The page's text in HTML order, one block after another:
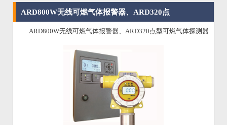
ARD800W无线可燃气体报警器、ARD320点
型可燃气体探测器
ARD800W无线可燃气体报警器、ARD320点型可燃气体探测器